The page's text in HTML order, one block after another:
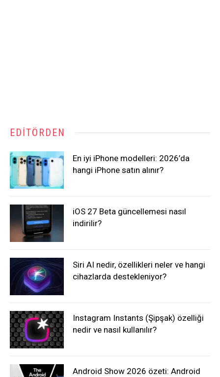
EDITÖRDEN
En iyi iPhone modelleri: 2026’da
hangi iPhone satın alınır?
iOS 27 Beta güncellemesi nasıl
indirilir?
Siri AI nedir, özellikleri neler ve hangi
cihazlarda destekleniyor?
Instagram Instants (Şipşak) özelliği
nedir ve nasıl kullanılır?
Android Show 2026 özeti: Android